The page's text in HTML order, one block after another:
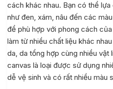
cách khác nhau. Bạn có thể
như đen, xám, nâu đến các
để phù hợp với phong cách
làm từ nhiều chất liệu khác
da, da tổng hợp cùng nhiều vật
canvas là loại được sử dụng
dễ vệ sinh và có rất nhiều màu